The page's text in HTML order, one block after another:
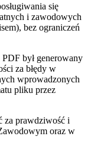
się
i zawodowych
bez ograniczeń
był generowany
za błędy w
wprowadzonych
pliku przez
za prawdziwość i
oraz w